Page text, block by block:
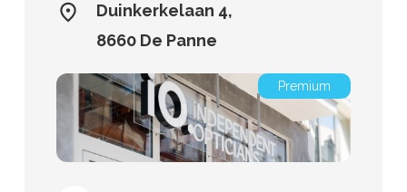
Duinkerkelaan 4,
8660 De Panne
Premium